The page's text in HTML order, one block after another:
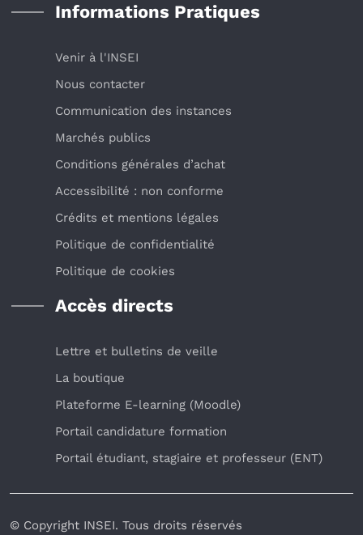
Informations Pratiques
Venir à l'INSEI
Nous contacter
Communication des instances
Marchés publics
Conditions générales d’achat
Accessibilité : non conforme
Crédits et mentions légales
Politique de confidentialité
Politique de cookies
Accès directs
Lettre et bulletins de veille
La boutique
Plateforme E-learning (Moodle)
Portail candidature formation
Portail étudiant, stagiaire et professeur (ENT)
© Copyright INSEI. Tous droits réservés